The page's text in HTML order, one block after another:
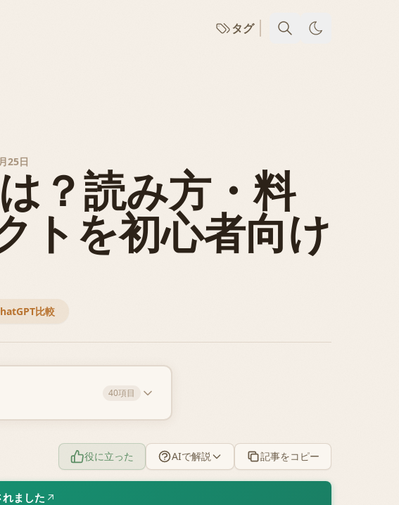
タグ
25日 ？読み方・料
トを初心者向け
比較
40項目
役に立った AIで解説 記事をコピー
ました